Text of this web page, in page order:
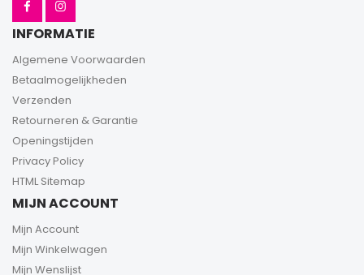
INFORMATIE
Algemene Voorwaarden
Betaalmogelijkheden
Verzenden
Retourneren & Garantie
Openingstijden
Privacy Policy
HTML Sitemap
MIJN ACCOUNT
Mijn Account
Mijn Winkelwagen
Mijn Wenslijst